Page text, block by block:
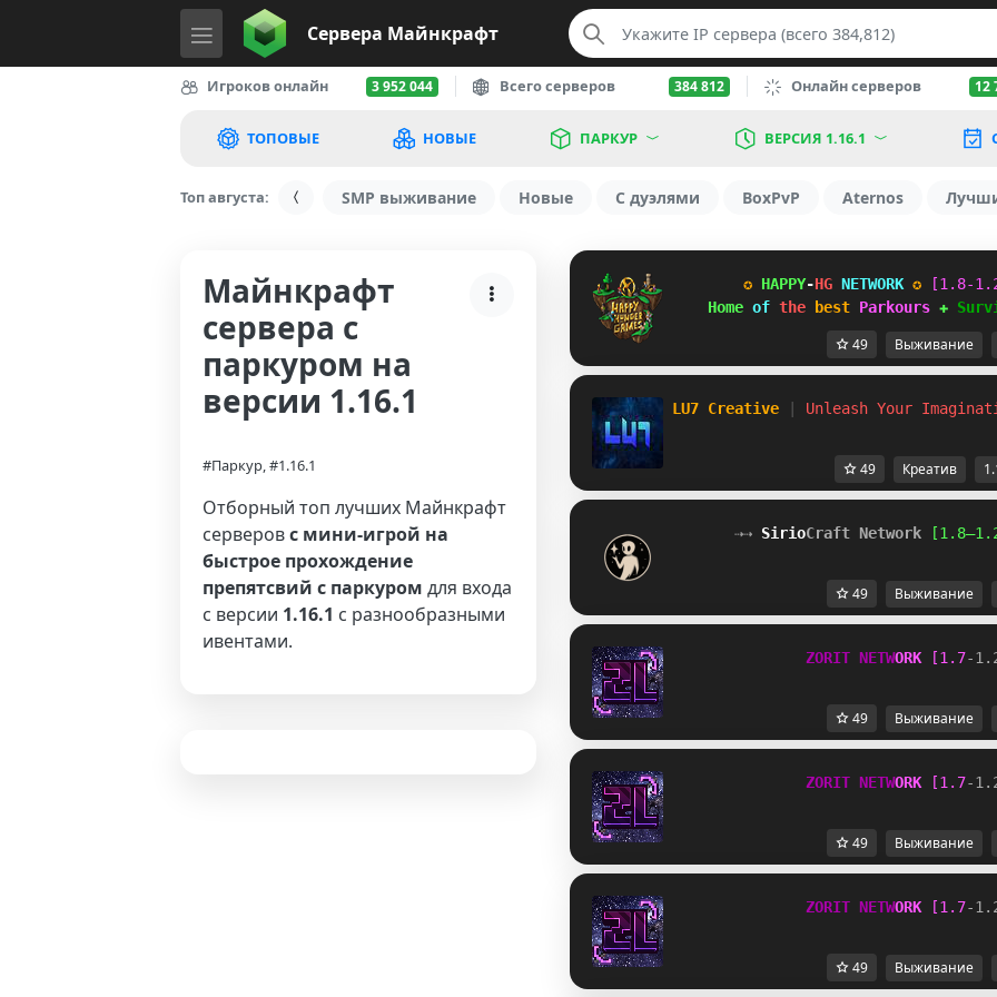
Сервера Майнкрафт
Игроков онлайн 3 952 044 Всего серверов 384 812 Онлайн серверов 12
ТОПОВЫЕ НОВЫЕ ПАРКУР ВЕРСИЯ 1.16.1
Топ августа: SMP выживание Новые С дуэлями BoxPvP Aternos
Майнкрафт
сервера с
паркуром на
версии 1.16.1
#Паркур, #1.16.1
Отборный топ лучших Майнкрафт
серверовс мини-игрой на
быстрое прохождение
препятсвий с паркуром для входа
с версии 1.16.1 с разнообразными
ивентами.
✪ HAPPY-HG NETWORK ✪ [1.8-
Home of the best Parkours ✚
49 Выживание
LU7 Creative Unleash Your
49 Креатив
⇢⇢ SirioCraft Network
49 Выживание
ZORIT NETWORK [1 . 7-1 .
49 Выживание
ZORIT NETWORK [1 . 7-1 .
49 Выживание
ZORIT NETWORK [1 . 7-1 .
49 Выживание